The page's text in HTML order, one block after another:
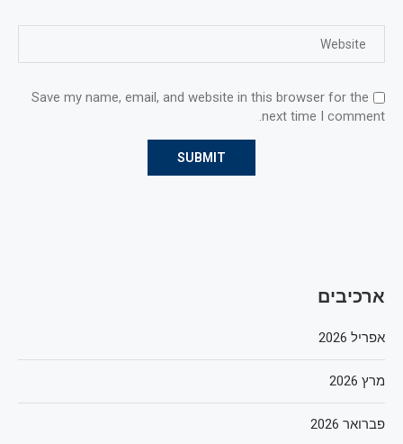
Save my name, email, and website in this browser for the
next time I comment.
ארכיבים
אפריל 2026
מרץ 2026
פברואר 2026